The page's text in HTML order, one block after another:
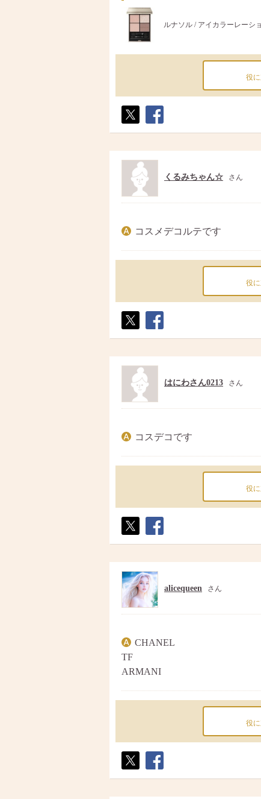
ルナソル / アイカラーレーシ
役に
ト
ア
くるみちゃん☆ さん
コスメデコルテです
役に
ト
ア
はにわさん0213 さん
コスデコです
役に
ト
ア
alicequeen さん
CHANEL
TF
ARMANI
役に
ト
ア